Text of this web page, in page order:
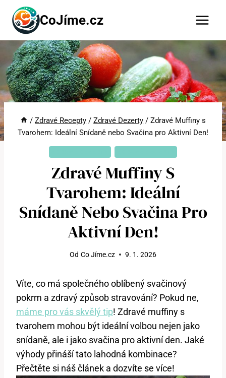
Přeskočit
obsah
CoJíme.cz
/ Zdravé Recepty / Zdravé Dezerty / Zdravé Muffiny s
Tvarohem: Ideální Snídaně nebo Svačina pro Aktivní Den!
Zdravé Muffiny S
Tvarohem: Ideální
Snídaně Nebo Svačina Pro
Aktivní Den!
Od Co Jíme.cz 9. 1. 2026
Víte, co má společného oblíbený svačinový
pokrm a zdravý způsob stravování? Pokud ne,
máme pro vás skvělý tip! Zdravé muffiny s
tvarohem mohou být ideální volbou nejen jako
snídaně, ale i jako svačina pro aktivní den. Jaké
výhody přináší tato lahodná kombinace?
Přečtěte si náš článek a dozvíte se více!